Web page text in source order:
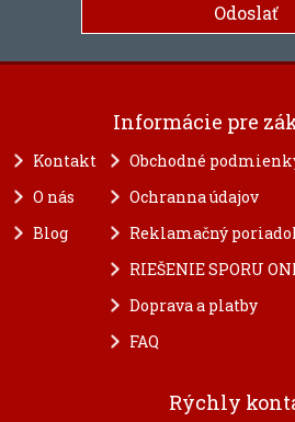
Informácie pre
Kontakt
O nás
Blog
Obchodné
Ochranna údajov
Reklamačný
RIEŠENIE SPORU
Doprava a platby
FAQ
Rýchly